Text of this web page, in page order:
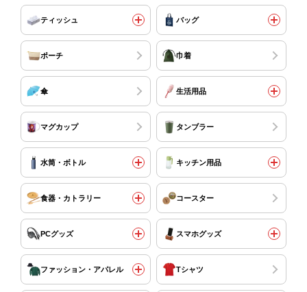
ティッシュ バッグ
ポーチ 巾着
傘 生活用品
マグカップ タンブラー
水筒・ボトル キッチン用品
食器・カトラリー コースター
PCグッズ スマホグッズ
ファッション・アパレル Tシャツ